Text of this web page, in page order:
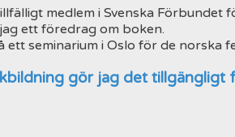
medlem i Svenska Förbundet
ett föredrag om boken.
seminarium i Oslo för de norska
gör jag det tillgängligt